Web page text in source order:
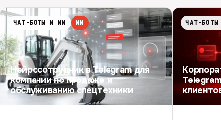
ЧАТ-БОТЫ И ИИ ИИ
Нейросотрудник в Telegram для
компании по продаже и
обслуживанию спецтехники
ЧАТ-